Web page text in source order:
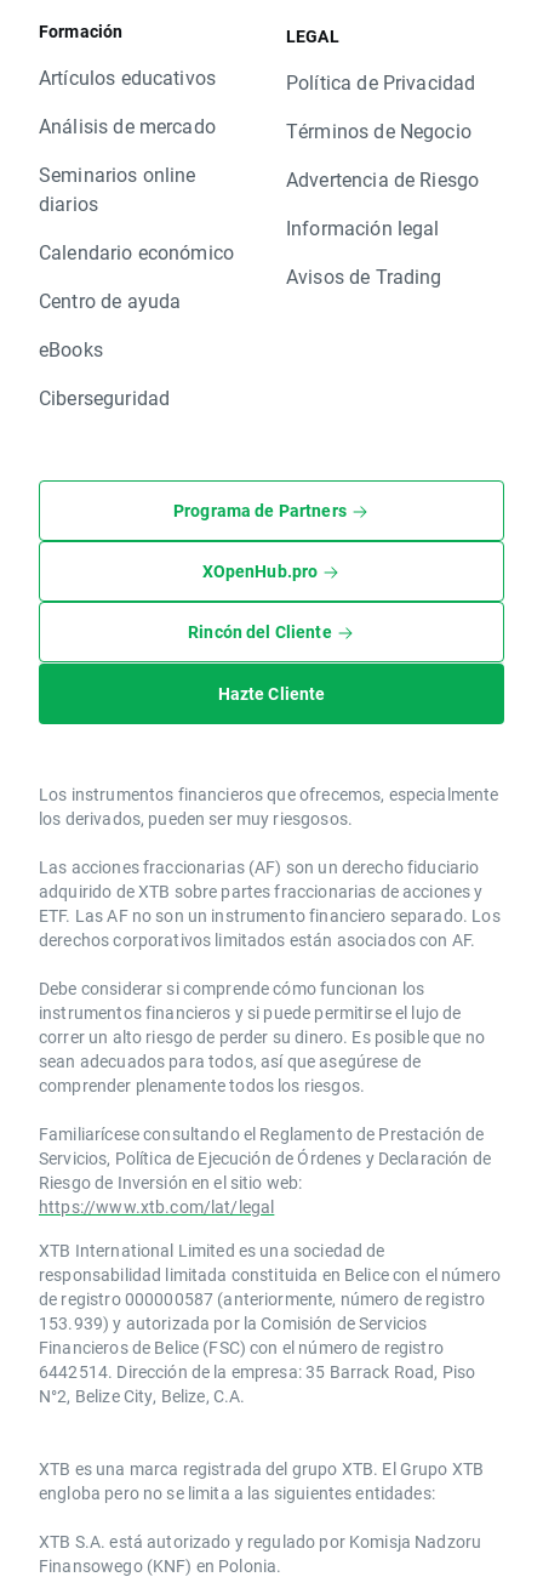
Formación
Artículos educativos
Análisis de mercado
Seminarios online
diarios
Calendario económico
Centro de ayuda
eBooks
Ciberseguridad
LEGAL
Política de Privacidad
Términos de Negocio
Advertencia de Riesgo
Información legal
Avisos de Trading
Programa de Partners
XOpenHub.pro
Rincón del Cliente
Hazte Cliente
Los instrumentos financieros que ofrecemos, especialmente
los derivados, pueden ser muy riesgosos.
Las acciones fraccionarias (AF) son un derecho fiduciario
adquirido de XTB sobre partes fraccionarias de acciones y
ETF. Las AF no son un instrumento financiero separado. Los
derechos corporativos limitados están asociados con AF.
Debe considerar si comprende cómo funcionan los
instrumentos financieros y si puede permitirse el lujo de
correr un alto riesgo de perder su dinero. Es posible que no
sean adecuados para todos, así que asegúrese de
comprender plenamente todos los riesgos.
Familiarícese consultando el Reglamento de Prestación de
Servicios, Política de Ejecución de Órdenes y Declaración de
Riesgo de Inversión en el sitio web:
https://www.xtb.com/lat/legal
XTB International Limited es una sociedad de
responsabilidad limitada constituida en Belice con el número
de registro 000000587 (anteriormente, número de registro
153.939) y autorizada por la Comisión de Servicios
Financieros de Belice (FSC) con el número de registro
6442514. Dirección de la empresa: 35 Barrack Road, Piso
N°2, Belize City, Belize, C.A.
​​XTB es una marca registrada del grupo XTB. El Grupo XTB
engloba pero no se limita a las siguientes entidades:
XTB S.A.​ está autorizado y regulado por Komisja Nadzoru
Finansowego (KNF) ​en Polonia.